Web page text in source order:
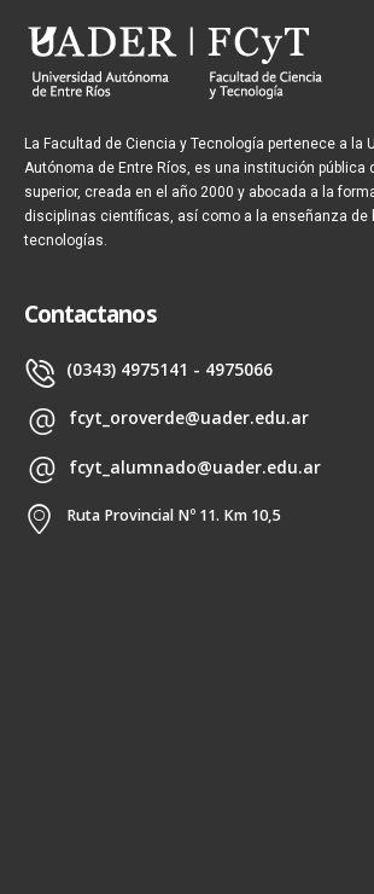
La Facultad de Ciencia y Tecnología pertenece a la
Autónoma de Entre Ríos, es una institución pública
superior, creada en el año 2000 y abocada a la
disciplinas científicas, así como a la enseñanza de
tecnologías.
Contactanos
(0343) 4975141 - 4975066
fcyt_oroverde@uader.edu.ar
fcyt_alumnado@uader.edu.ar
Ruta Provincial Nº 11. Km 10,5